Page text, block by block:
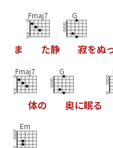
ま
Fmaj7
た静
G
寂をぬ
Fmaj7
体の
G
奥に眠る
Em